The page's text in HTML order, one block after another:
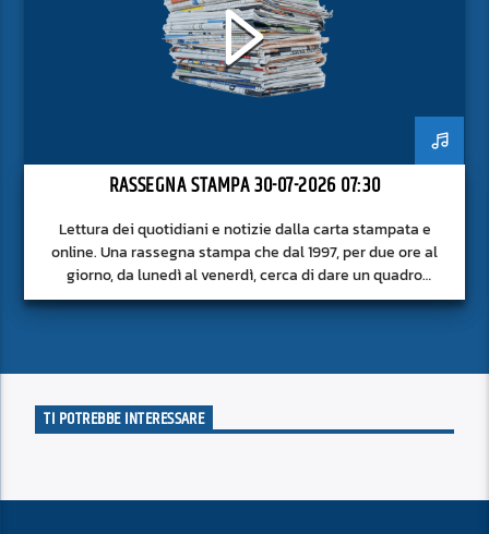
RASSEGNA STAMPA 30-07-2026 07:30
Lettura dei quotidiani e notizie dalla carta stampata e
online. Una rassegna stampa che dal 1997, per due ore al
giorno, da lunedì al venerdì, cerca di dare un quadro
approfondito delle notizie del giorno, senza fermarsi alla
TI POTREBBE INTERESSARE